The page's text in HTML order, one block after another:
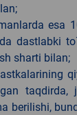
esa
dastlabki
sharti bilan;
taqdirda,
berilishi,